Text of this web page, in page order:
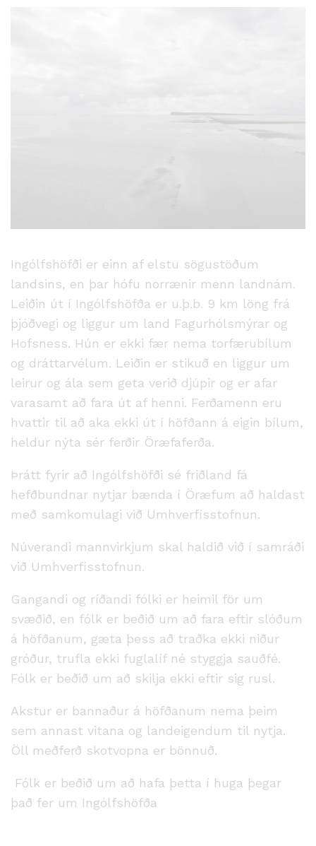
Ingólfshöfði er einn af elstu sögustöðum
landsins, en þar hófu norrænir menn landnám.
Leiðin út í Ingólfshöfða er u.þ.b. 9 km löng frá
þjóðvegi og liggur um land Fagurhólsmýrar og
Hofsness. Hún er ekki fær nema torfærubílum
og dráttarvélum. Leiðin er stikuð en liggur um
leirur og ála sem geta verið djúpir og er afar
varasamt að fara út af henni. Ferðamenn eru
hvattir til að aka ekki út í höfðann á eigin bílum,
heldur nýta sér ferðir Öræfaferða.
Þrátt fyrir að Ingólfshöfði sé friðland fá
hefðbundnar nytjar bænda í Öræfum að haldast
með samkomulagi við Umhverfisstofnun.
Núverandi mannvirkjum skal haldið við í samráði
við Umhverfisstofnun.
Gangandi og ríðandi fólki er heimil för um
svæðið, en fólk er beðið um að fara eftir slóðum
á höfðanum, gæta þess að traðka ekki niður
gróður, trufla ekki fuglalíf né styggja sauðfé.
Fólk er beðið um að skilja ekki eftir sig rusl.
Akstur er bannaður á höfðanum nema þeim
sem annast vitana og landeigendum til nytja.
Öll meðferð skotvopna er bönnuð.
Fólk er beðið um að hafa þetta í huga þegar
það fer um Ingólfshöfða